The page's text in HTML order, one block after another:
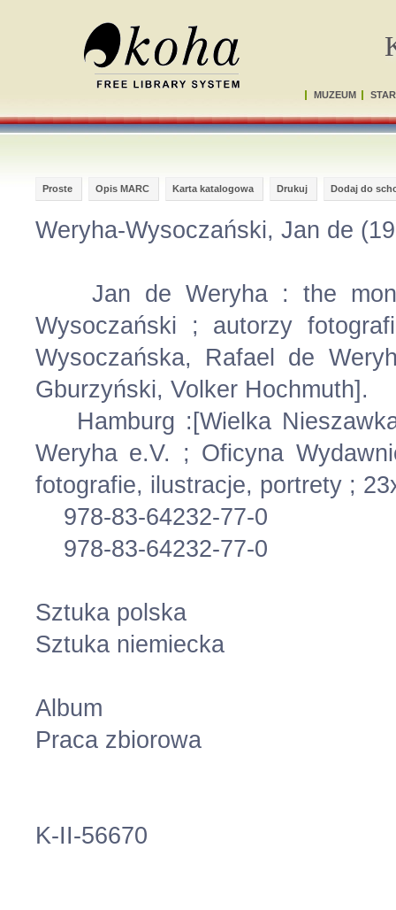
MUZEUM
Proste Opis MARC Karta katalogowa Drukuj Dodaj do
Weryha-Wysoczański, Jan de
Jan de Weryha : the
Wysoczański ; autorzy
Wysoczańska, Rafael de
Gburzyński, Volker Hochmuth].
Hamburg :[Wielka
Weryha e.V. ; Oficyna
fotografie, ilustracje, portrety ;
978-83-64232-77-0
978-83-64232-77-0
Sztuka polska
Sztuka niemiecka
Album
Praca zbiorowa
K-II-56670